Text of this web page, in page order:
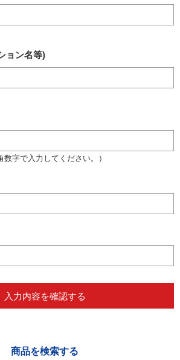
ョン名等)
字で入力してください。）
商品を検索する